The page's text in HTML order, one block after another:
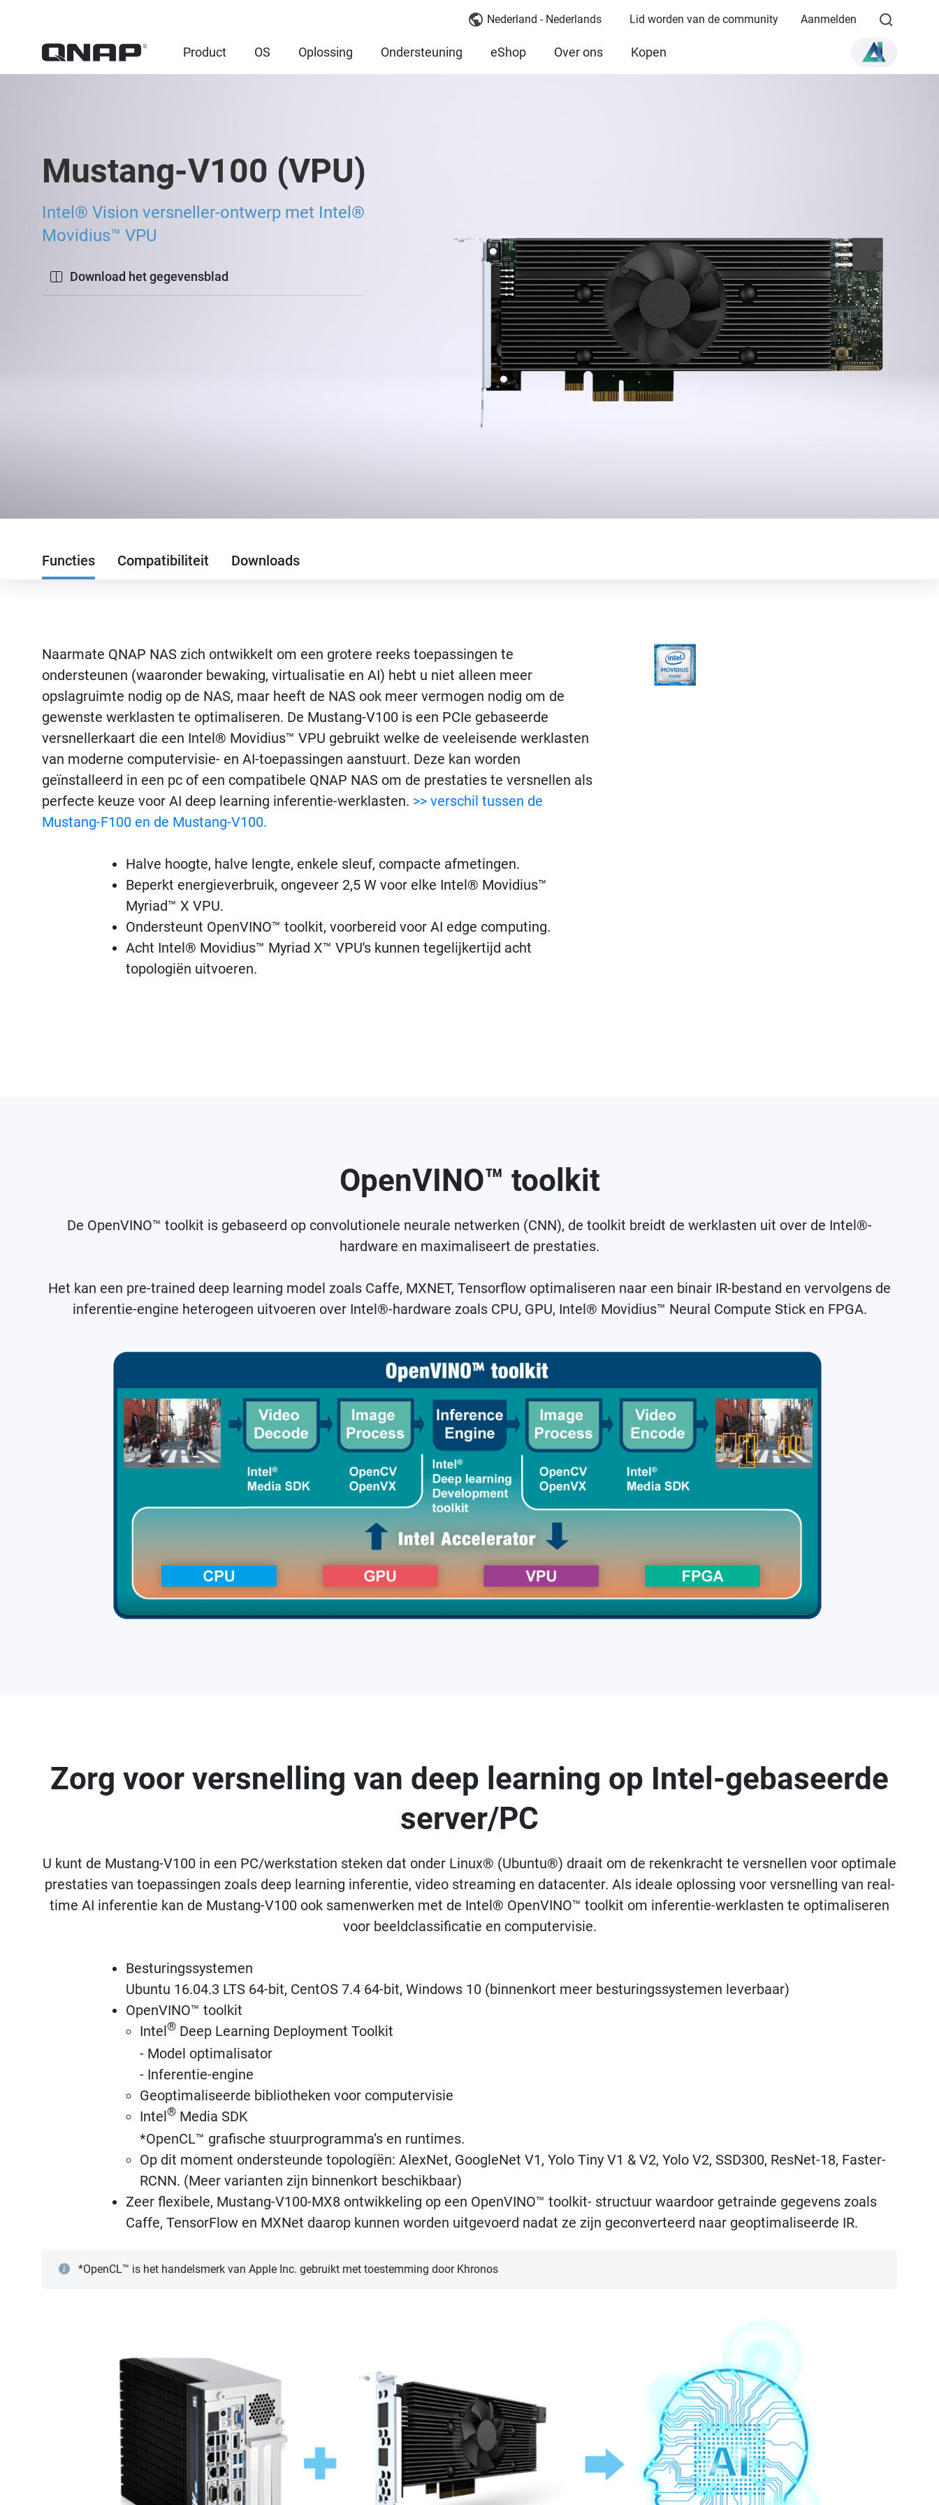
Nederland - Nederlands Lid worden van de community Aanmelden
Product OS Oplossing Ondersteuning eShop Over ons Kopen
Mustang-V100 (VPU)
Intel® Vision versneller-ontwerp met Intel®
Movidius™ VPU
Download het gegevensblad
Functies Compatibiliteit Downloads
Naarmate QNAP NAS zich ontwikkelt om een grotere reeks toepassingen te
ondersteunen (waaronder bewaking, virtualisatie en AI) hebt u niet alleen meer
opslagruimte nodig op de NAS, maar heeft de NAS ook meer vermogen nodig om de
gewenste werklasten te optimaliseren. De Mustang-V100 is een PCIe gebaseerde
versnellerkaart die een Intel® Movidius™ VPU gebruikt welke de veeleisende werklasten
van moderne computervisie- en AI-toepassingen aanstuurt. Deze kan worden
geïnstalleerd in een pc of een compatibele QNAP NAS om de prestaties te versnellen als
perfecte keuze voor AI deep learning inferentie-werklasten. >> verschil tussen de
Mustang-F100 en de Mustang-V100.
Halve hoogte, halve lengte, enkele sleuf, compacte afmetingen.
Beperkt energieverbruik, ongeveer 2,5 W voor elke Intel® Movidius™
Myriad™ X VPU.
Ondersteunt OpenVINO™ toolkit, voorbereid voor AI edge computing.
Acht Intel® Movidius™ Myriad X™ VPU's kunnen tegelijkertijd acht
topologiën uitvoeren.
OpenVINO™ toolkit
De OpenVINO™ toolkit is gebaseerd op convolutionele neurale netwerken (CNN), de toolkit breidt de werklasten uit over de Intel®-
hardware en maximaliseert de prestaties.
Het kan een pre-trained deep learning model zoals Caffe, MXNET, Tensorflow optimaliseren naar een binair IR-bestand en vervolgens de
inferentie-engine heterogeen uitvoeren over Intel®-hardware zoals CPU, GPU, Intel® Movidius™ Neural Compute Stick en FPGA.
Zorg voor versnelling van deep learning op Intel-gebaseerde
server/PC
U kunt de Mustang-V100 in een PC/werkstation steken dat onder Linux® (Ubuntu®) draait om de rekenkracht te versnellen voor optimale
prestaties van toepassingen zoals deep learning inferentie, video streaming en datacenter. Als ideale oplossing voor versnelling van real-
time AI inferentie kan de Mustang-V100 ook samenwerken met de Intel® OpenVINO™ toolkit om inferentie-werklasten te optimaliseren
voor beeldclassificatie en computervisie.
Besturingssystemen
Ubuntu 16.04.3 LTS 64-bit, CentOS 7.4 64-bit, Windows 10 (binnenkort meer besturingssystemen leverbaar)
OpenVINO™ toolkit
Intel® Deep Learning Deployment Toolkit
- Model optimalisator
- Inferentie-engine
Geoptimaliseerde bibliotheken voor computervisie
Intel® Media SDK
*OpenCL™ grafische stuurprogramma’s en runtimes.
Op dit moment ondersteunde topologiën: AlexNet, GoogleNet V1, Yolo Tiny V1 & V2, Yolo V2, SSD300, ResNet-18, Faster-
RCNN. (Meer varianten zijn binnenkort beschikbaar)
Zeer flexibele, Mustang-V100-MX8 ontwikkeling op een OpenVINO™ toolkit- structuur waardoor getrainde gegevens zoals
Caffe, TensorFlow en MXNet daarop kunnen worden uitgevoerd nadat ze zijn geconverteerd naar geoptimaliseerde IR.
*OpenCL™ is het handelsmerk van Apple Inc. gebruikt met toestemming door Khronos